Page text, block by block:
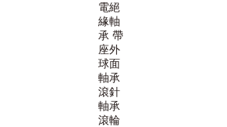
電絕
緣軸
承 帶
座外
球面
軸承
滾針
軸承
滾輪